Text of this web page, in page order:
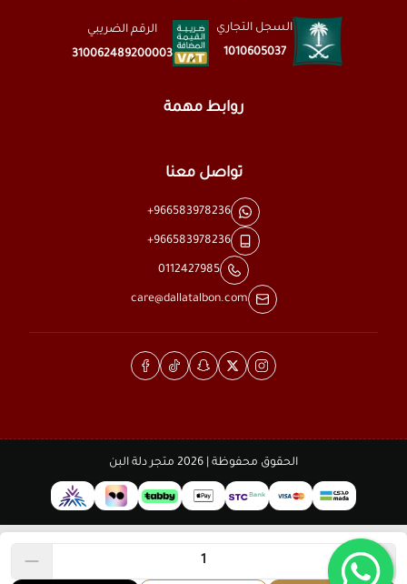
السجل التجاري
1010605037
الرقم الضريبي
310062489200003
روابط مهمة
تواصل معنا
+966583978236
+966583978236
0112427985
care@dallatalbon.com
الحقوق محفوظة | 2026 متجر دلة البن